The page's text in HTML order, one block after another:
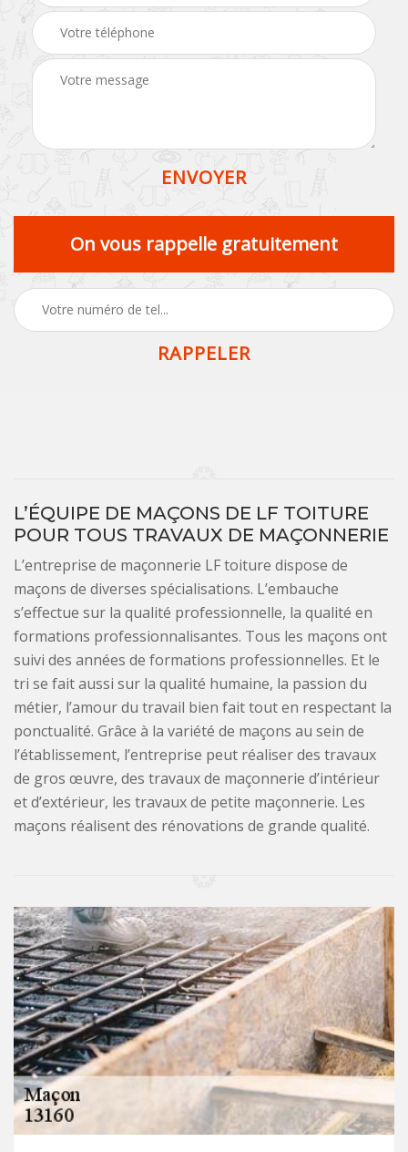
On vous rappelle gratuitement
L’ÉQUIPE DE MAÇONS DE LF TOITURE
POUR TOUS TRAVAUX DE MAÇONNERIE
L’entreprise de maçonnerie LF toiture dispose de
maçons de diverses spécialisations. L’embauche
s’effectue sur la qualité professionnelle, la qualité en
formations professionnalisantes. Tous les maçons ont
suivi des années de formations professionnelles. Et le
tri se fait aussi sur la qualité humaine, la passion du
métier, l’amour du travail bien fait tout en respectant la
ponctualité. Grâce à la variété de maçons au sein de
l’établissement, l’entreprise peut réaliser des travaux
de gros œuvre, des travaux de maçonnerie d’intérieur
et d’extérieur, les travaux de petite maçonnerie. Les
maçons réalisent des rénovations de grande qualité.